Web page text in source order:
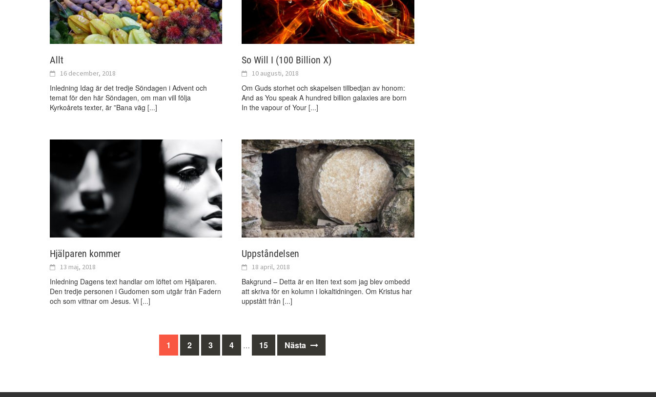
Allt
16 december, 2018
Inledning Idag är det tredje Söndagen i Advent och
temat för den här Söndagen, om man vill följa
Kyrkoårets texter, är ”Bana väg [...]
So Will I (100 Billion X)
10 augusti, 2018
Om Guds storhet och skapelsen tillbedjan av honom:
And as You speak A hundred billion galaxies are born
In the vapour of Your [...]
Hjälparen kommer
13 maj, 2018
Inledning Dagens text handlar om löftet om Hjälparen.
Den tredje personen i Gudomen som utgår från Fadern
och som vittnar om Jesus. Vi [...]
Uppståndelsen
18 april, 2018
Bakgrund – Detta är en liten text som jag blev ombedd
att skriva för en kolumn i lokaltidningen. Om Kristus har
uppstått från [...]
1 2 3 4 … 15 Nästa